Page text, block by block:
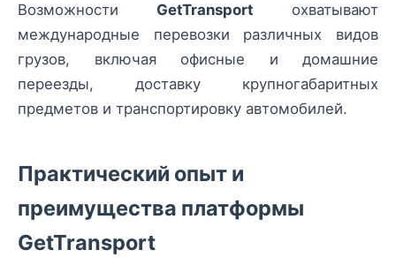
Возможности GetTransport охватывают
международные перевозки различных видов
грузов, включая офисные и домашние
переезды, доставку крупногабаритных
предметов и транспортировку автомобилей.
Практический опыт и
преимущества платформы
GetTransport